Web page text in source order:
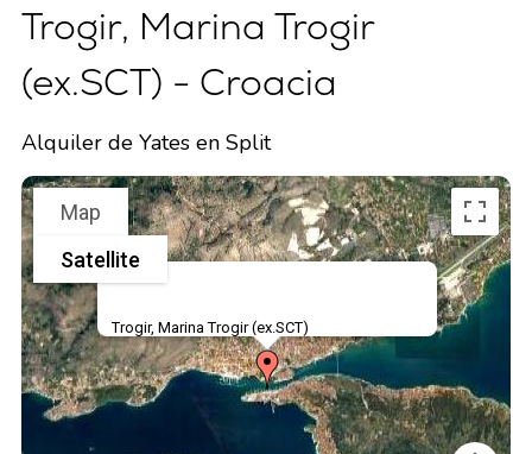
Trogir, Marina Trogir
(ex.SCT) - Croacia
Alquiler de Yates en Split
Trogir, Marina Trogir (ex.SCT)
Map
Satellite